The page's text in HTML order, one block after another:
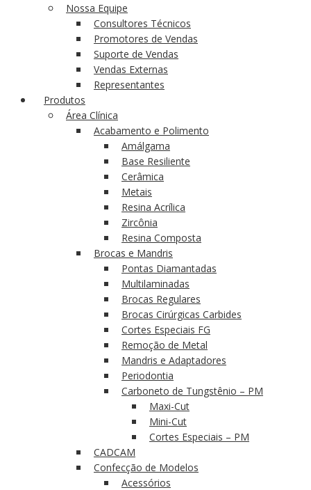
Nossa Equipe
Consultores Técnicos
Promotores de Vendas
Suporte de Vendas
Vendas Externas
Representantes
Produtos
Área Clínica
Acabamento e Polimento
Amálgama
Base Resiliente
Cerâmica
Metais
Resina Acrílica
Zircônia
Resina Composta
Brocas e Mandris
Pontas Diamantadas
Multilaminadas
Brocas Regulares
Brocas Cirúrgicas Carbides
Cortes Especiais FG
Remoção de Metal
Mandris e Adaptadores
Periodontia
Carboneto de Tungstênio – PM
Maxi-Cut
Mini-Cut
Cortes Especiais – PM
CADCAM
Confecção de Modelos
Acessórios